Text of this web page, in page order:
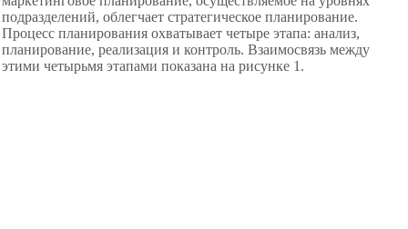
подразделений, облегчает стратегическое планирование.
Процесс планирования охватывает четыре этапа: анализ,
планирование, реализация и контроль. Взаимосвязь между
этими четырьмя этапами показана на рисунке 1.